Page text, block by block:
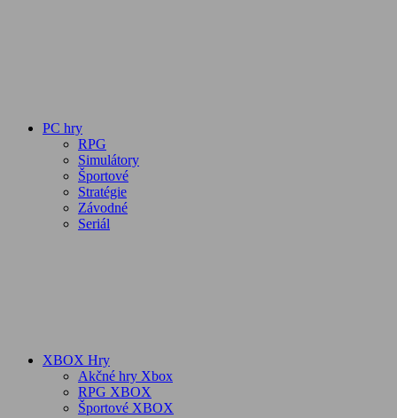
PC hry
RPG
Simulátory
Športové
Stratégie
Závodné
Seriál
XBOX Hry
Akčné hry Xbox
RPG XBOX
Športové XBOX